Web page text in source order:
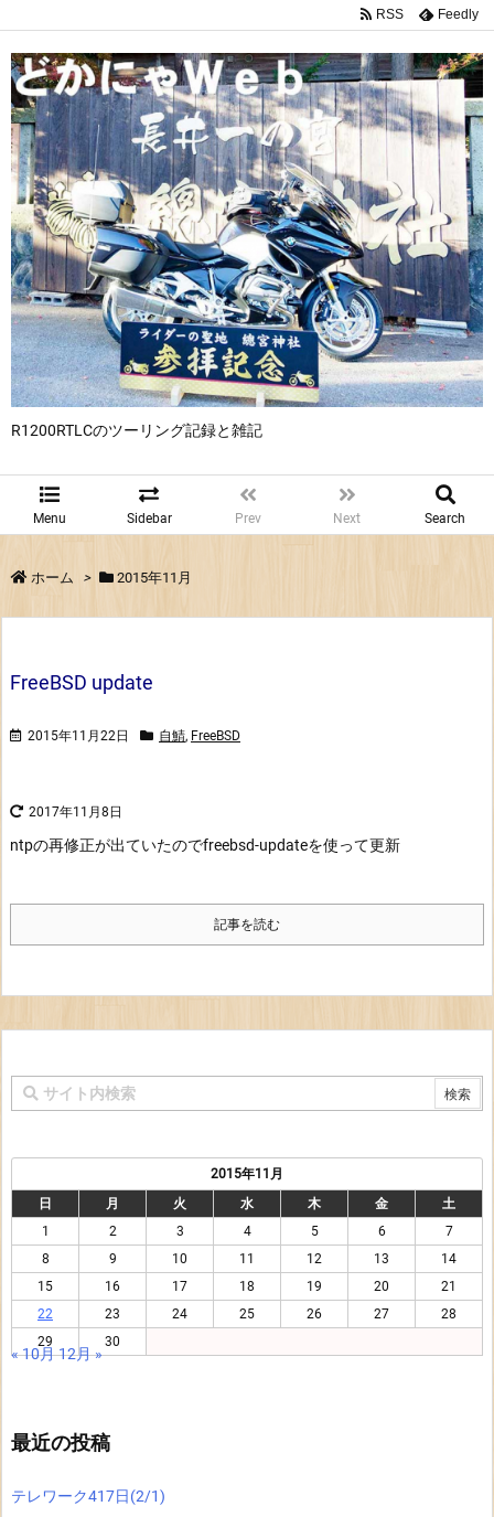
R1200RTLCのツーリング記録と雑記
Menu Sidebar Prev Next Search
RSS Feedly
ホーム > 2015年11月
FreeBSD update
2015年11月22日 自鯖, FreeBSD
2017年11月8日
ntpの再修正が出ていたのでfreebsd-updateを使って更新
記事を読む
2015年11月
日
月 火 水 木 金
土
1
2 3 4 5 6
7
8
9 10 11 12 13
14
15
16 17 18 19 20
21
22
23 24 25 26 27
28
29
30
« 10月12月 »
最近の投稿
テレワーク417日(2/1)